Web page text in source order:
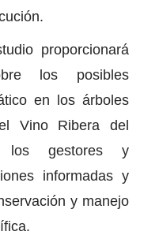
proporcionará
los posibles
en los árboles
Vino Ribera del
los gestores y
informadas y
y manejo